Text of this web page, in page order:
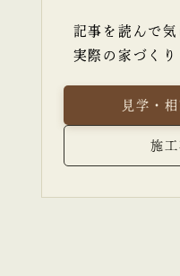
記事を読んで気
実際の家づくり
見学・
施